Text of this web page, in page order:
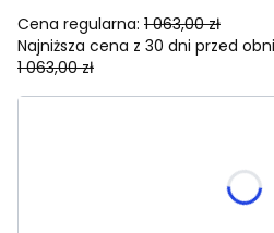
Cena regularna: 1 063,00 zł
Najniższa cena z 30 dni przed
1 063,00 zł
Skrócenie do wysokości od góry